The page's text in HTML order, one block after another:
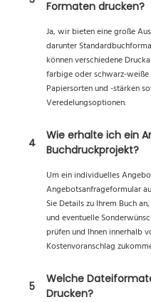
Formaten drucken?
Ja, wir bieten eine große
darunter
können verschiedene
farbige oder schwarz-
Papiersorten und -stärken
Veredelungsoptionen.
4
Wie erhalte ich ein
Buchdruckprojekt?
Um ein individuelles
Angebotsanfrageformular
Sie Details zu Ihrem Buch
und eventuelle
prüfen und Ihnen innerhalb
Kostenvoranschlag
5
Welche
Drucken?